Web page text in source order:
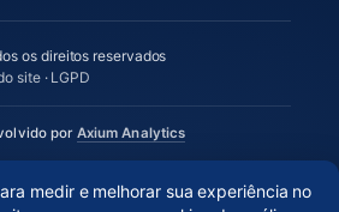
os direitos reservados
site· LGPD
por Axium Analytics(abre em nova aba)
medir e melhorar sua experiência no